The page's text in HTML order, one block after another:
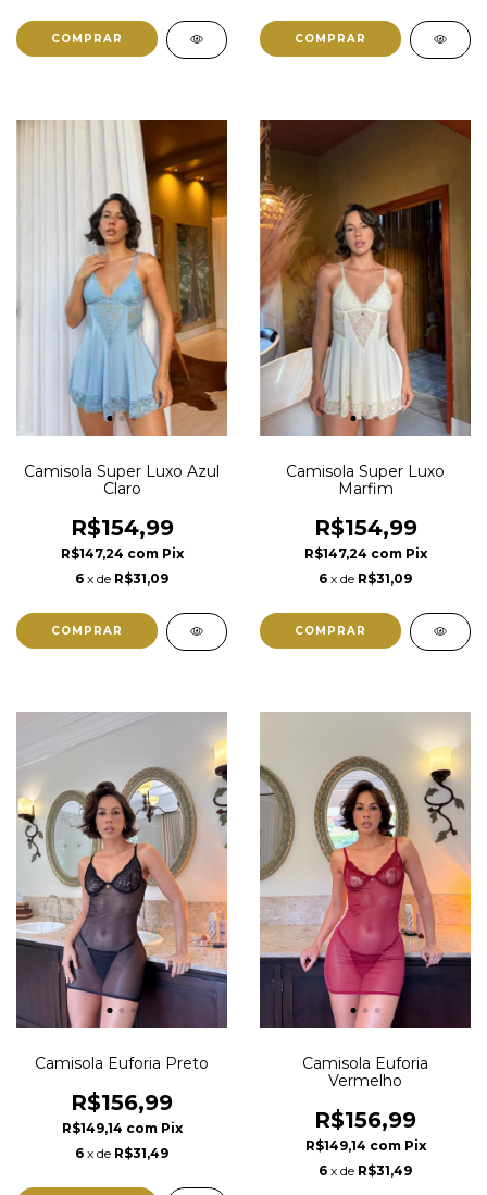
COMPRAR COMPRAR
Camisola Super Luxo Azul
Claro
R$154,99
R$147,24 com Pix
6 x de R$31,09
COMPRAR
Camisola Super Luxo
Marfim
R$154,99
R$147,24 com Pix
6 x de R$31,09
COMPRAR
Camisola Euforia Preto
R$156,99
R$149,14 com Pix
6 x de R$31,49
Camisola Euforia
Vermelho
R$156,99
R$149,14 com Pix
6 x de R$31,49